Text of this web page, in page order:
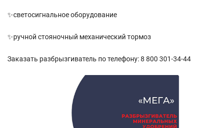
✨светосигнальное оборудование
✨ручной стояночный механический тормоз
Заказать разбрызгиватель по телефону: 8 800 301-34-44